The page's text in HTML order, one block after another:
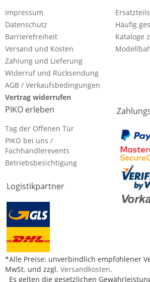
Impressum
Datenschutz
Barrierefreiheit
Versand und Kosten
Zahlung und Lieferung
Widerruf und Rücksendung
AGB / Verkaufsbedingungen
Vertrag widerrufen
Häufig
Kataloge
PIKO erleben
Tag der Offenen Tür
PIKO bei uns /
Fachhändlerevents
Betriebsbesichtigung
Logistikpartner
*Alle Preise: unverbindlich empfohlener
MwSt. und zzgl. Versandkosten.
Es gelten die gesetzlichen